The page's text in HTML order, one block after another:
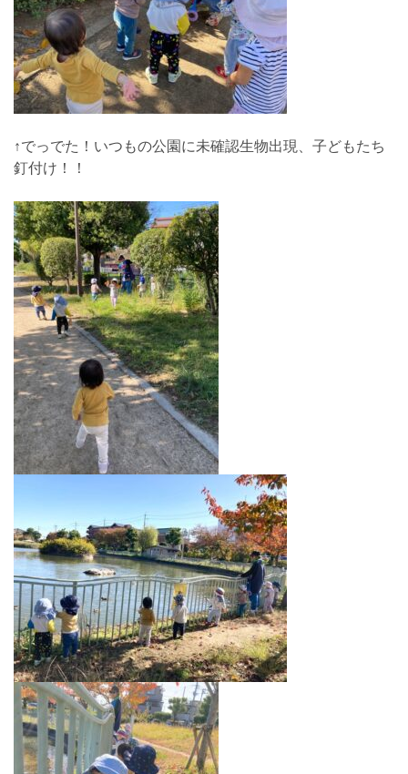
↑でっでた！いつもの公園に未確認生物出現、子どもたち
釘付け！！